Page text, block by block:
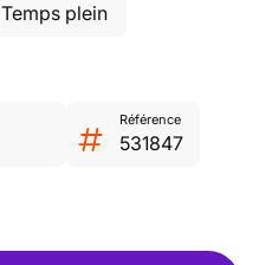
Temps plein
Référence
531847